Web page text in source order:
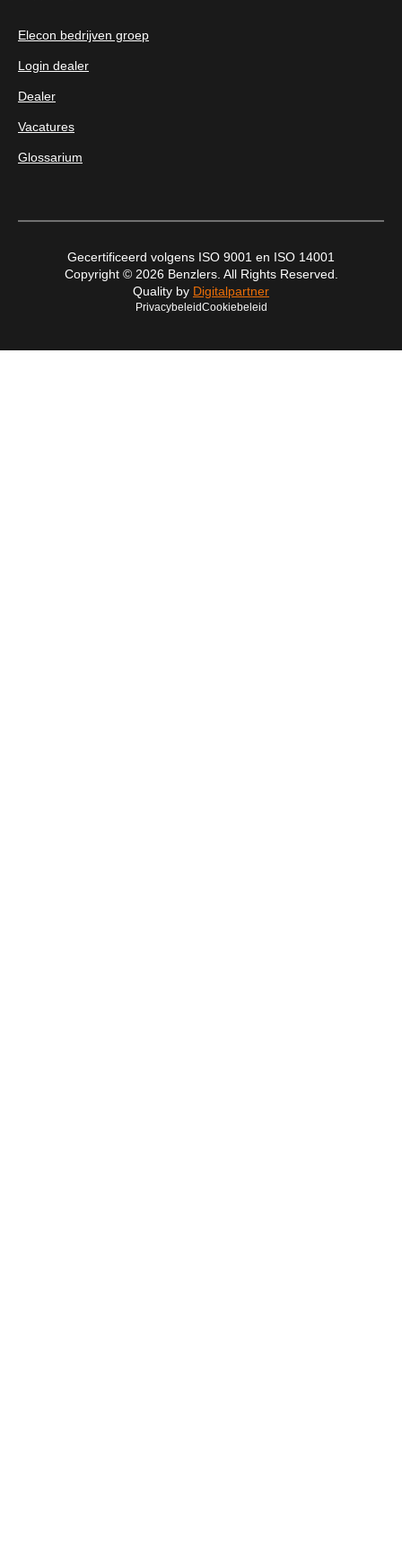
Elecon bedrijven groep
Login dealer
Dealer
Vacatures
Glossarium
Gecertificeerd volgens ISO 9001 en ISO 14001
Copyright © 2026 Benzlers. All Rights Reserved.
Quality by Digitalpartner
PrivacybeleidCookiebeleid